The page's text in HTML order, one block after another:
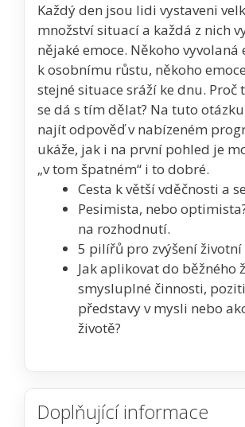
Každý den jsou lidi vystaveni
množství situací a každá z nich
nějaké emoce. Někoho vyvolaná
k osobnímu růstu, někoho
stejné situace sráží ke dnu. Proč
se dá s tím dělat? Na tuto
najít odpověď v nabízeném
ukáže, jak i na první pohled je
„v tom špatném“ i to dobré.
Cesta k větší vděčnosti a
Pesimista, nebo
na rozhodnutí.
5 pilířů pro zvýšení
Jak aplikovat do běžného
smysluplné činnosti,
představy v mysli nebo
životě?
Doplňující informace